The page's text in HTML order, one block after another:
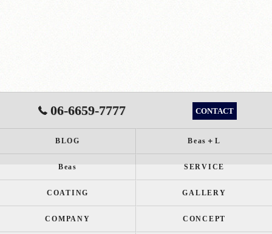
06-6659-7777 CONTACT
BLOG Beas＋L
Beas SERVICE
COATING GALLERY
COMPANY CONCEPT